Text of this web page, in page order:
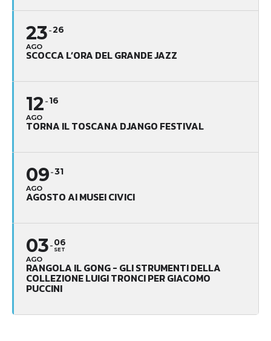
23
AGO
26
SCOCCA L’ORA DEL GRANDE JAZZ
12
AGO
16
TORNA IL TOSCANA DJANGO FESTIVAL
09
AGO
31
AGOSTO AI MUSEI CIVICI
03
AGO
06
SET
RANGOLA IL GONG - GLI STRUMENTI DELLA
COLLEZIONE LUIGI TRONCI PER GIACOMO
PUCCINI